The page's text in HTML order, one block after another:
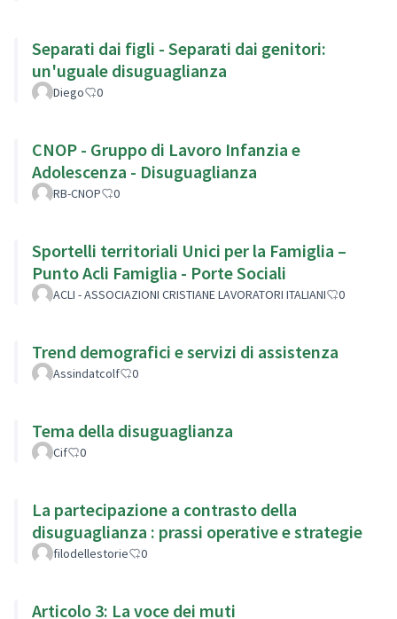
Separati dai figli - Separati dai genitori:
un'uguale disuguaglianza
Diego 0
CNOP - Gruppo di Lavoro Infanzia e
Adolescenza - Disuguaglianza
RB-CNOP 0
Sportelli territoriali Unici per la Famiglia –
Punto Acli Famiglia - Porte Sociali
ACLI - ASSOCIAZIONI CRISTIANE LAVORATORI ITALIANI 0
Trend demografici e servizi di assistenza
Assindatcolf 0
Tema della disuguaglianza
Cif 0
La partecipazione a contrasto della
disuguaglianza : prassi operative e strategie
filodellestorie 0
Articolo 3: La voce dei muti